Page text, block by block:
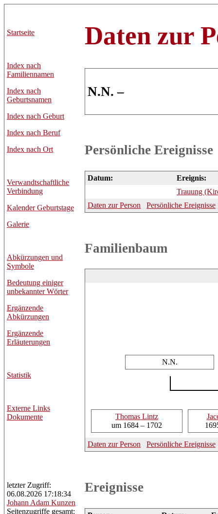
Startseite
Index nach
Familiennamen
Index nach
Geburtsnamen
Index nach Geburt
Index nach Beruf
Index nach Ort
Verwandtschaftliche
Verbindung
Kalender Geburtstage
Galerie
Abkürzungen und
Symbole
Bedeutung einiger
unbekannter Wörter
Ergänzende
Abkürzungen
Ergänzende
Erläuterungen
Statistik
Externe Links
Dokumente
Daten zur
N.N. –
Persönliche Ereignisse
Datum:
Ereignis:
Trauung
Daten zur Person
Persönliche Ereignisse
Familienbaum
N.N.
Thomas Lintz
um 1684 – 1702
Daten zur Person Persönliche Ereignisse
Ereignisse
letzter Zugriff:
06.08.2026 17:18:34
Johann Adam Kunzen
Seitenzugriffe gesamt: